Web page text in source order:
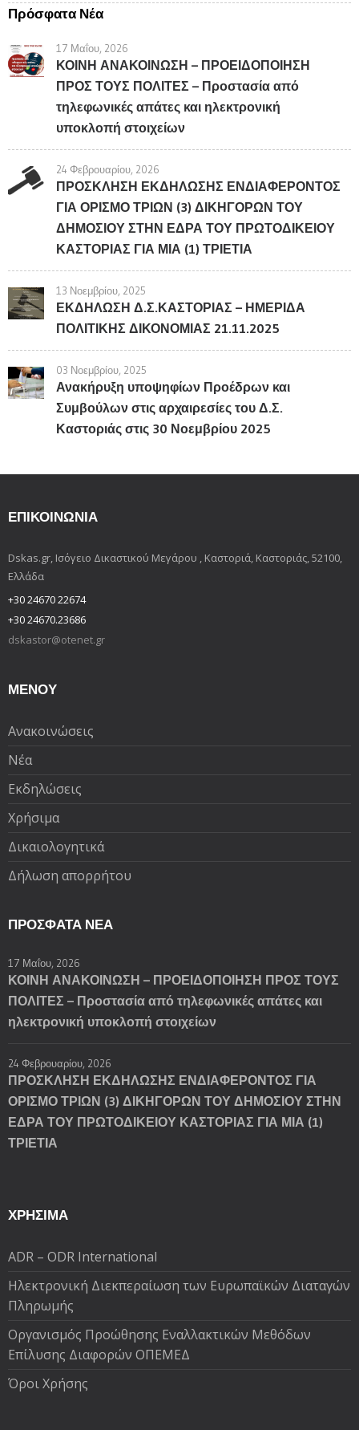
Πρόσφατα Νέα
17 Μαΐου, 2026
ΚΟΙΝΗ ΑΝΑΚΟΙΝΩΣΗ – ΠΡΟΕΙΔΟΠΟΙΗΣΗ
ΠΡΟΣ ΤΟΥΣ ΠΟΛΙΤΕΣ – Προστασία από
τηλεφωνικές απάτες και ηλεκτρονική
υποκλοπή στοιχείων
24 Φεβρουαρίου, 2026
ΠΡΟΣΚΛΗΣΗ ΕΚΔΗΛΩΣΗΣ ΕΝΔΙΑΦΕΡΟΝΤΟΣ
ΓΙΑ ΟΡΙΣΜΟ ΤΡΙΩΝ (3) ΔΙΚΗΓΟΡΩΝ ΤΟΥ
ΔΗΜΟΣΙΟΥ ΣΤΗΝ ΕΔΡΑ ΤΟΥ ΠΡΩΤΟΔΙΚΕΙΟΥ
ΚΑΣΤΟΡΙΑΣ ΓΙΑ ΜΙΑ (1) ΤΡΙΕΤΙΑ
13 Νοεμβρίου, 2025
ΕΚΔΗΛΩΣΗ Δ.Σ.ΚΑΣΤΟΡΙΑΣ – ΗΜΕΡΙΔΑ
ΠΟΛΙΤΙΚΗΣ ΔΙΚΟΝΟΜΙΑΣ 21.11.2025
03 Νοεμβρίου, 2025
Ανακήρυξη υποψηφίων Προέδρων και
Συμβούλων στις αρχαιρεσίες του Δ.Σ.
Καστοριάς στις 30 Νοεμβρίου 2025
ΕΠΙΚΟΙΝΩΝΊΑ
Dskas.gr, Ισόγειο Δικαστικού Μεγάρου , Καστοριά, Καστοριάς, 52100,
Ελλάδα
+30 24670 22674
+30 24670.23686
dskastor@otenet.gr
ΜΕΝΟΥ
Ανακοινώσεις
Νέα
Εκδηλώσεις
Χρήσιμα
Δικαιολογητικά
Δήλωση απορρήτου
ΠΡΌΣΦΑΤΑ ΝΈΑ
17 Μαΐου, 2026
ΚΟΙΝΗ ΑΝΑΚΟΙΝΩΣΗ – ΠΡΟΕΙΔΟΠΟΙΗΣΗ ΠΡΟΣ ΤΟΥΣ
ΠΟΛΙΤΕΣ – Προστασία από τηλεφωνικές απάτες και
ηλεκτρονική υποκλοπή στοιχείων
24 Φεβρουαρίου, 2026
ΠΡΟΣΚΛΗΣΗ ΕΚΔΗΛΩΣΗΣ ΕΝΔΙΑΦΕΡΟΝΤΟΣ ΓΙΑ
ΟΡΙΣΜΟ ΤΡΙΩΝ (3) ΔΙΚΗΓΟΡΩΝ ΤΟΥ ΔΗΜΟΣΙΟΥ ΣΤΗΝ
ΕΔΡΑ ΤΟΥ ΠΡΩΤΟΔΙΚΕΙΟΥ ΚΑΣΤΟΡΙΑΣ ΓΙΑ ΜΙΑ (1)
ΤΡΙΕΤΙΑ
ΧΡΗΣΙΜΑ
ADR – ODR International
Ηλεκτρονική Διεκπεραίωση των Ευρωπαϊκών Διαταγών
Πληρωμής
Oργανισμός Προώθησης Εναλλακτικών Μεθόδων
Επίλυσης Διαφορών ΟΠΕΜΕΔ
Όροι Χρήσης